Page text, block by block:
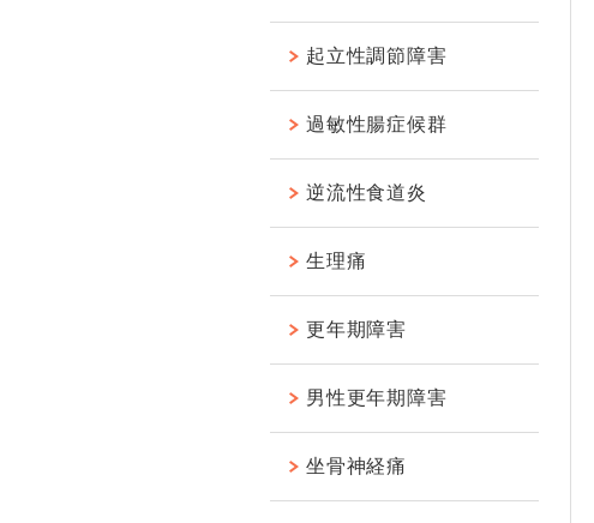
起立性調節障害
過敏性腸症候群
逆流性食道炎
生理痛
更年期障害
男性更年期障害
坐骨神経痛